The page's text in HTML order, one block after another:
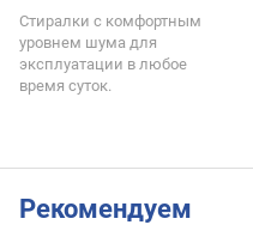
Стиралки с комфортным
уровнем шума для
эксплуатации в любое
время суток.
Рекомендуем